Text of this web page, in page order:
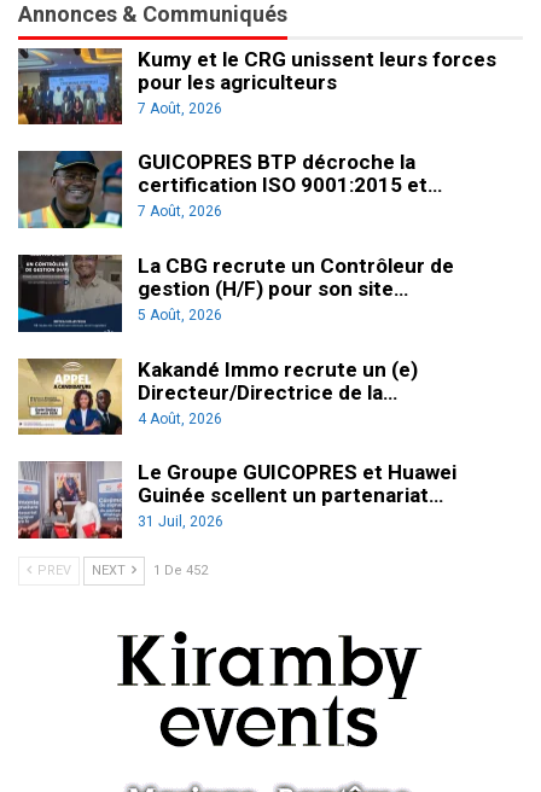
Annonces & Communiqués
Kumy et le CRG unissent leurs forces
pour les agriculteurs
7 Août, 2026
GUICOPRES BTP décroche la
certification ISO 9001:2015 et…
7 Août, 2026
La CBG recrute un Contrôleur de
gestion (H/F) pour son site…
5 Août, 2026
Kakandé Immo recrute un (e)
Directeur/Directrice de la…
4 Août, 2026
Le Groupe GUICOPRES et Huawei
Guinée scellent un partenariat…
31 Juil, 2026
PREV NEXT 1 De 452